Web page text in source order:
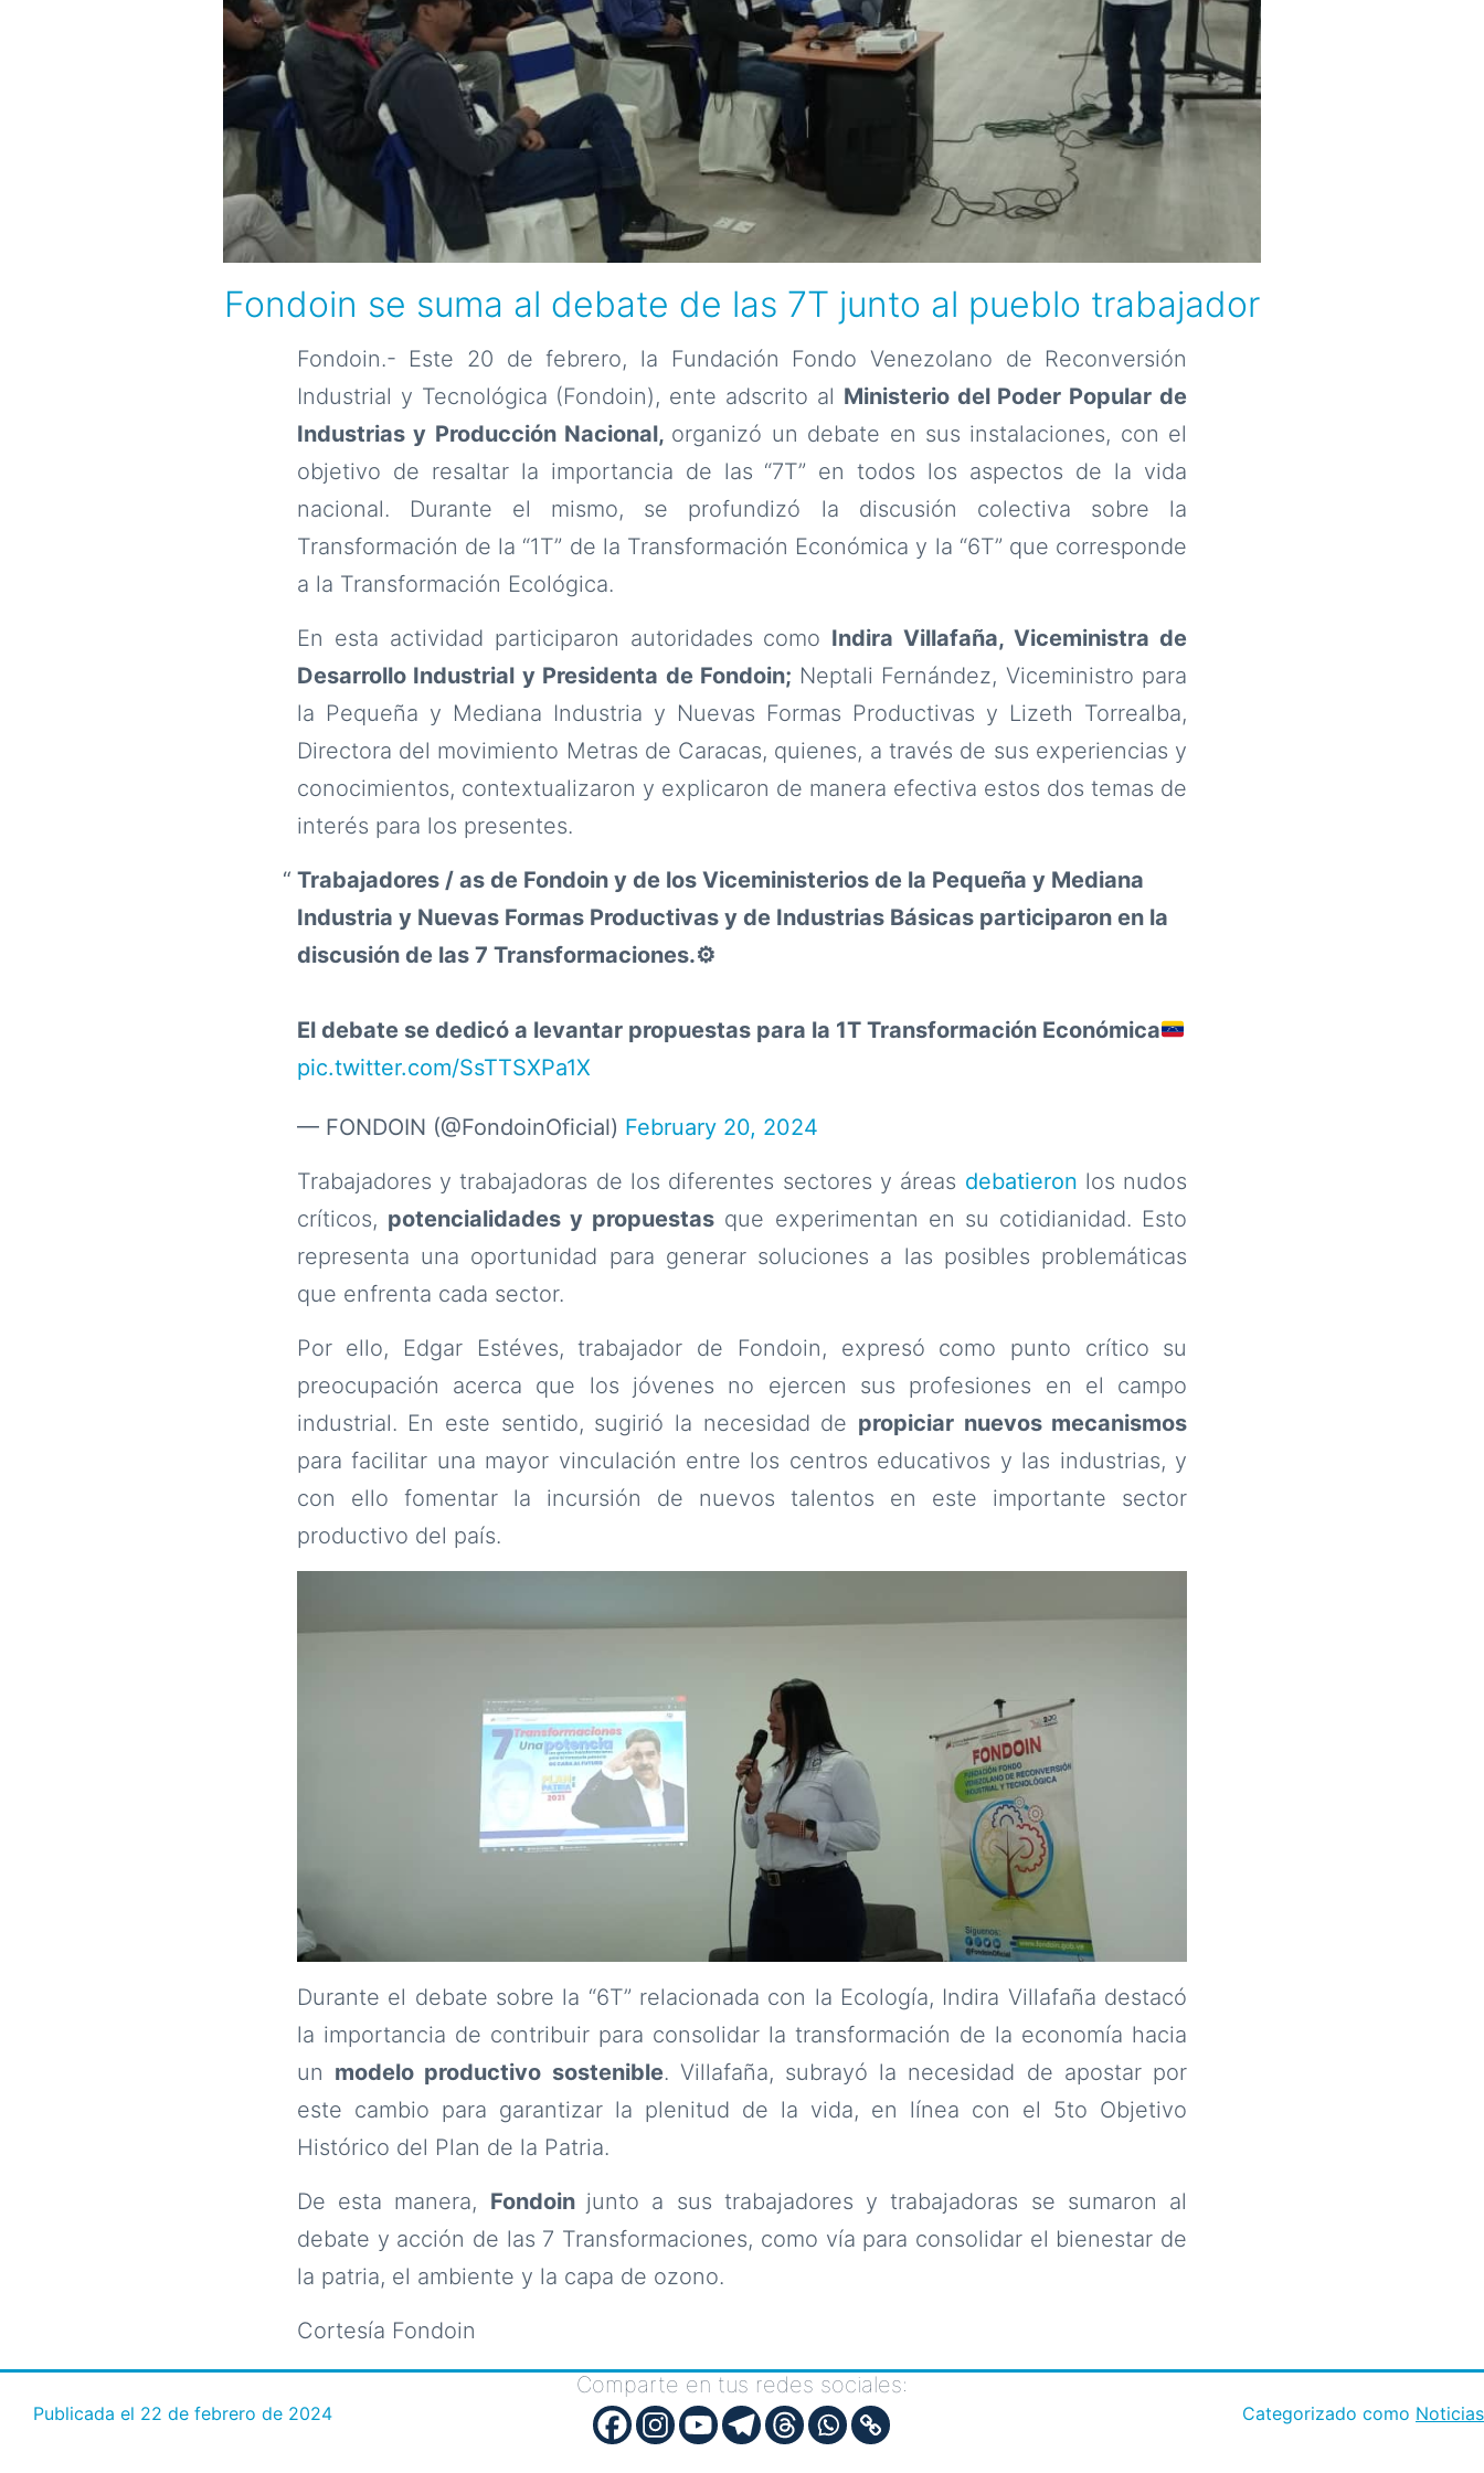
Fondoin se suma al debate de las 7T junto al pueblo trabajador
Fondoin.- Este 20 de febrero, la Fundación Fondo Venezolano de Reconversión
Industrial y Tecnológica (Fondoin), ente adscrito al Ministerio del Poder Popular de
Industrias y Producción Nacional, organizó un debate en sus instalaciones, con el
objetivo de resaltar la importancia de las “7T” en todos los aspectos de la vida
nacional. Durante el mismo, se profundizó la discusión colectiva sobre la
Transformación de la “1T” de la Transformación Económica y la “6T” que corresponde
a la Transformación Ecológica.
En esta actividad participaron autoridades como Indira Villafaña, Viceministra de
Desarrollo Industrial y Presidenta de Fondoin; Neptali Fernández, Viceministro para
la Pequeña y Mediana Industria y Nuevas Formas Productivas y Lizeth Torrealba,
Directora del movimiento Metras de Caracas, quienes, a través de sus experiencias y
conocimientos, contextualizaron y explicaron de manera efectiva estos dos temas de
interés para los presentes.
Trabajadores / as de Fondoin y de los Viceministerios de la Pequeña y Mediana
Industria y Nuevas Formas Productivas y de Industrias Básicas participaron en la
discusión de las 7 Transformaciones.⚙️
El debate se dedicó a levantar propuestas para la 1T Transformación Económica
pic.twitter.com/SsTTSXPa1X
— FONDOIN (@FondoinOficial) February 20, 2024
Trabajadores y trabajadoras de los diferentes sectores y áreas debatieron los nudos
críticos, potencialidades y propuestas que experimentan en su cotidianidad. Esto
representa una oportunidad para generar soluciones a las posibles problemáticas
que enfrenta cada sector.
Por ello, Edgar Estéves, trabajador de Fondoin, expresó como punto crítico su
preocupación acerca que los jóvenes no ejercen sus profesiones en el campo
industrial. En este sentido, sugirió la necesidad de propiciar nuevos mecanismos
para facilitar una mayor vinculación entre los centros educativos y las industrias, y
con ello fomentar la incursión de nuevos talentos en este importante sector
productivo del país.
Durante el debate sobre la “6T” relacionada con la Ecología, Indira Villafaña destacó
la importancia de contribuir para consolidar la transformación de la economía hacia
un modelo productivo sostenible. Villafaña, subrayó la necesidad de apostar por
este cambio para garantizar la plenitud de la vida, en línea con el 5to Objetivo
Histórico del Plan de la Patria.
De esta manera, Fondoin junto a sus trabajadores y trabajadoras se sumaron al
debate y acción de las 7 Transformaciones, como vía para consolidar el bienestar de
la patria, el ambiente y la capa de ozono.
Cortesía Fondoin
Comparte en tus redes sociales:
Publicada el 22 de febrero de 2024 Categorizado como Noticias